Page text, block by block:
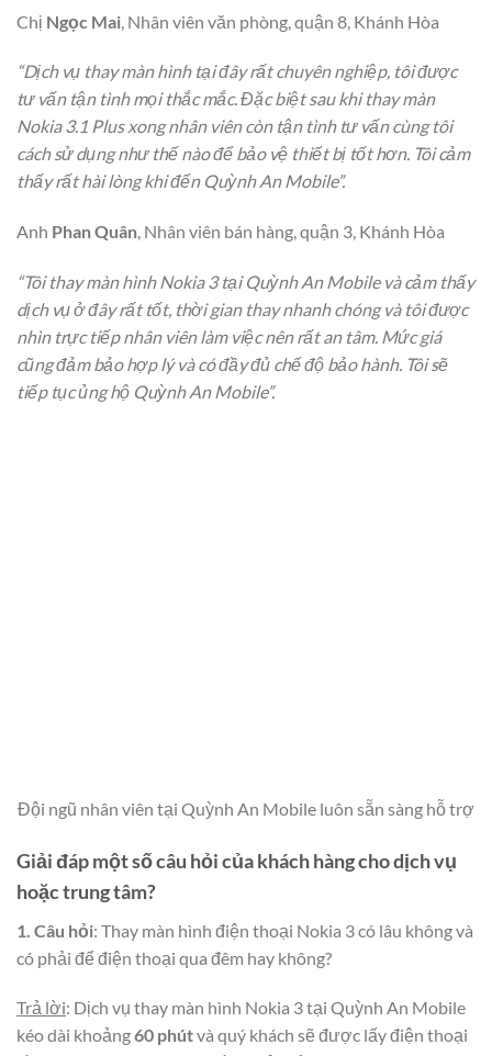
Chị Ngọc Mai , Nhân viên văn phòng, quận 8, Khánh Hòa
“Dịch vụ thay màn hình tại đây rất chuyên nghiệp, tôi được
tư vấn tận tình mọi thắc mắc. Đặc biệt sau khi thay màn
Nokia 3.1 Plus xong nhân viên còn tận tình tư vấn cùng tôi
cách sử dụng như thế nào để bảo vệ thiết bị tốt hơn. Tôi cảm
thấy rất hài lòng khi đến Quỳnh An Mobile”.
Anh Phan Quân, Nhân viên bán hàng, quận 3, Khánh Hòa
“Tôi thay màn hình Nokia 3 tại Quỳnh An Mobile và cảm thấy
dịch vụ ở đây rất tốt, thời gian thay nhanh chóng và tôi được
nhìn trực tiếp nhân viên làm việc nên rất an tâm. Mức giá
cũng đảm bảo hợp lý và có đầy đủ chế độ bảo hành. Tôi sẽ
tiếp tục ủng hộ Quỳnh An Mobile”.
Đội ngũ nhân viên tại Quỳnh An Mobile luôn sẵn sàng hỗ trợ
Giải đáp một số câu hỏi của khách hàng cho dịch vụ
hoặc trung tâm?
1. Câu hỏi: Thay màn hình điện thoại Nokia 3 có lâu không và
có phải để điện thoại qua đêm hay không?
Trả lời: Dịch vụ thay màn hình Nokia 3 tại Quỳnh An Mobile
kéo dài khoảng60 phútvà quý khách sẽ được lấy điện thoại